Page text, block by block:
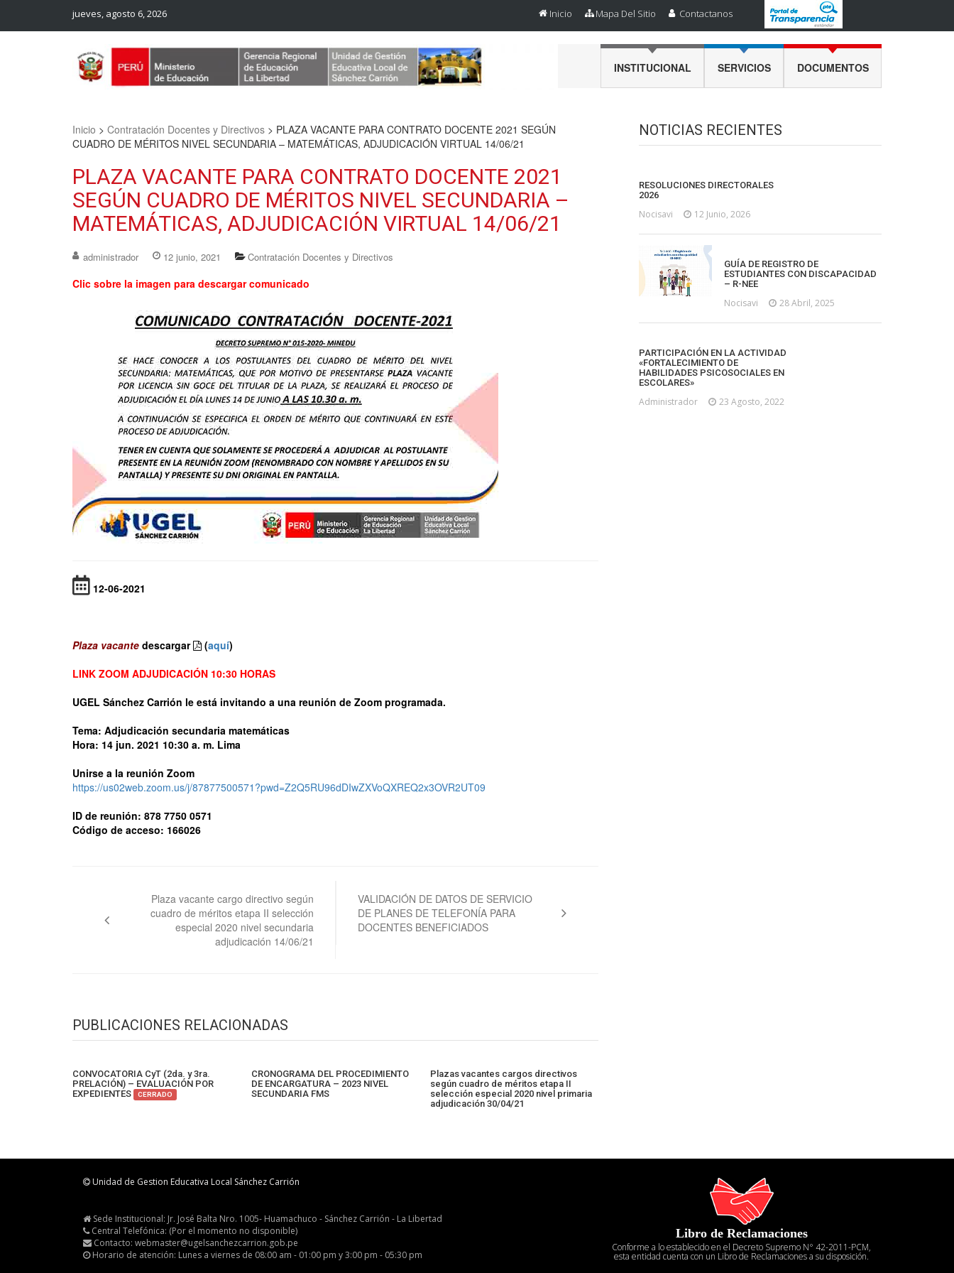
jueves, agosto 6, 2026 Inicio Mapa Del Sitio Contactanos
INSTITUCIONAL SERVICIOS DOCUMENTOS
Inicio > Contratación Docentes y Directivos > PLAZA VACANTE PARA CONTRATO DOCENTE 2021 SEGÚN
CUADRO DE MÉRITOS NIVEL SECUNDARIA – MATEMÁTICAS, ADJUDICACIÓN VIRTUAL 14/06/21
PLAZA VACANTE PARA CONTRATO DOCENTE 2021
SEGÚN CUADRO DE MÉRITOS NIVEL SECUNDARIA –
MATEMÁTICAS, ADJUDICACIÓN VIRTUAL 14/06/21
administrador 12 junio, 2021 Contratación Docentes y Directivos
Clic sobre la imagen para descargar comunicado
12-06-2021
Plaza vacante descargar (aquí)
LINK ZOOM ADJUDICACIÓN 10:30 HORAS
UGEL Sánchez Carrión le está invitando a una reunión de Zoom programada.
Tema: Adjudicación secundaria matemáticas
Hora: 14 jun. 2021 10:30 a. m. Lima
Unirse a la reunión Zoom
https://us02web.zoom.us/j/87877500571?pwd=Z2Q5RU96dDIwZXVoQXREQ2x3OVR2UT09
ID de reunión: 878 7750 0571
Código de acceso: 166026
entradas
Plaza vacante cargo directivo según
cuadro de méritos etapa II selección
especial 2020 nivel secundaria
adjudicación 14/06/21
VALIDACIÓN DE DATOS DE SERVICIO
DE PLANES DE TELEFONÍA PARA
DOCENTES BENEFICIADOS
PUBLICACIONES RELACIONADAS
CONVOCATORIA CyT (2da. y 3ra.
PRELACIÓN) – EVALUACIÓN POR
EXPEDIENTES
CERRADO
CRONOGRAMA DEL PROCEDIMIENTO
DE ENCARGATURA – 2023 NIVEL
SECUNDARIA FMS
Plazas vacantes cargos directivos
según cuadro de méritos etapa II
selección especial 2020 nivel primaria
adjudicación 30/04/21
NOTICIAS RECIENTES
RESOLUCIONES DIRECTORALES
2026
Nocisavi 12 Junio, 2026
GUÍA DE REGISTRO DE
ESTUDIANTES CON DISCAPACIDAD
– R-NEE
Nocisavi 28 Abril, 2025
PARTICIPACIÓN EN LA ACTIVIDAD
«FORTALECIMIENTO DE
HABILIDADES PSICOSOCIALES EN
ESCOLARES»
Administrador 23 Agosto, 2022
Unidad de Gestion Educativa Local Sánchez Carrión
Sede Institucional: Jr. José Balta Nro. 1005- Huamachuco - Sánchez Carrión - La Libertad
Central Telefónica: (Por el momento no disponible)
Contacto: webmaster@ugelsanchezcarrion.gob.pe
Horario de atención: Lunes a viernes de 08:00 am - 01:00 pm y 3:00 pm - 05:30 pm
Libro de Reclamaciones
Conforme a lo establecido en el Decreto Supremo N° 42-2011-PCM,
esta entidad cuenta con un Libro de Reclamaciones a su disposición.